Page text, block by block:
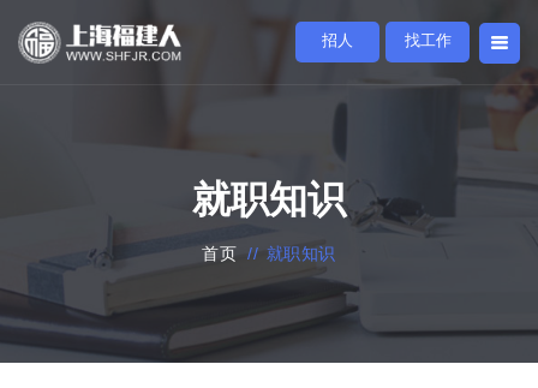
招人 找工作
就职知识
首页 // 就职知识